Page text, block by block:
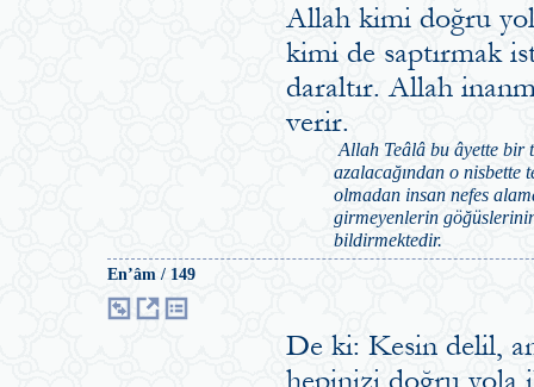
Allah kimi doğru
kimi de saptırmak
daraltır. Allah
verir.
Allah Teâlâ bu âyette bir
azalacağından o nisbette
olmadan insan nefes
girmeyenlerin göğüslerinin
bildirmektedir.
En’âm / 149
De ki: Kesin delil,